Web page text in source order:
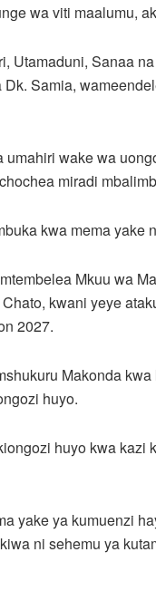
wa viti maalumu,
Utamaduni, Sanaa
Samia,
wake wa
miradi
kwa mema yake
Mkuu wa
kwani yeye
2027.
Makonda
huyo.
huyo kwa kazi
yake ya kumuenzi
ni sehemu ya